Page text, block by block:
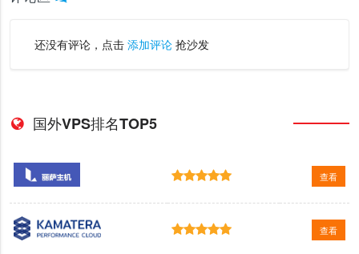
还没有评论，点击 添加评论抢沙发
国外VPS排名TOP5
查看
查看